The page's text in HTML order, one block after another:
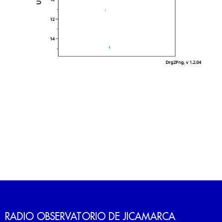
RADIO OBSERVATORIO DE JICAMARCA